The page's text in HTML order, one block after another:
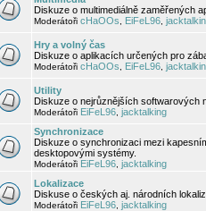
Diskuze o multimediálně zaměřených
Moderátoři cHaOOs EiFeL96
Hry a volný čas
Diskuze o aplikacích určených pro
Moderátoři cHaOOs EiFeL96
Utility
Diskuze o nejrůznějších softwarových
Moderátoři EiFeL96 jacktalking
Synchronizace
Diskuze o synchronizaci mezi
desktopovými systémy.
Moderátoři EiFeL96 jacktalking
Lokalizace
Diskuse o českých aj. národních
Moderátoři EiFeL96 jacktalking